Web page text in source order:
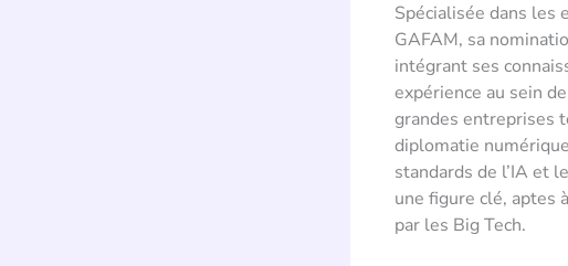
Spécialisée dans les
GAFAM, sa
intégrant ses
expérience au sein
grandes entreprises
diplomatie
standards de l’IA et
une figure clé, aptes
par les Big Tech.